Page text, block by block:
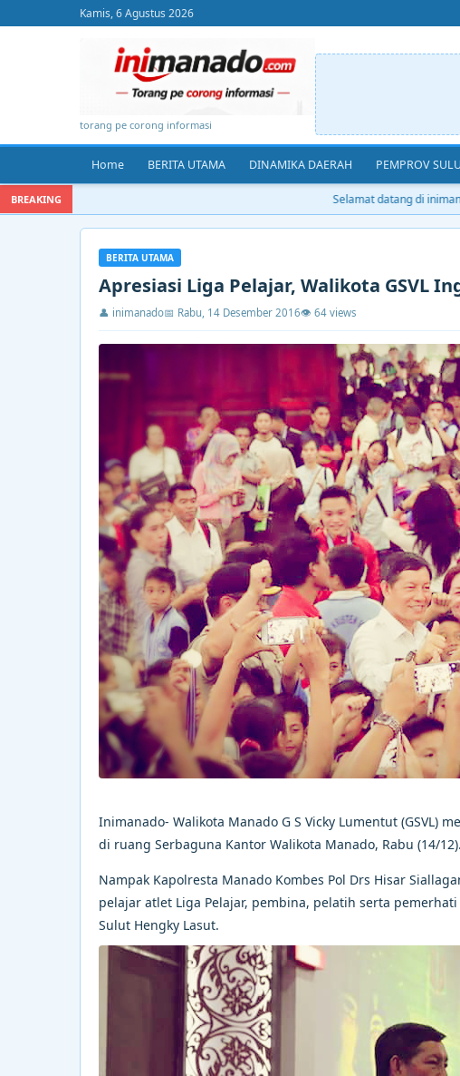
Kamis, 6 Agustus 2026
torang pe corong informasi
Home BERITA UTAMA DINAMIKA DAERAH PEMPROV
BREAKING Selamat datang di
BERITA UTAMA
Apresiasi Liga Pelajar, Walikota GSVL
👤 inimanado📅 Rabu, 14 Desember 2016👁 64 views
Inimanado- Walikota Manado G S Vicky Lumentut (GSVL)
di ruang Serbaguna Kantor Walikota Manado, Rabu (14/12).
Nampak Kapolresta Manado Kombes Pol Drs Hisar
pelajar atlet Liga Pelajar, pembina, pelatih serta
Sulut Hengky Lasut.